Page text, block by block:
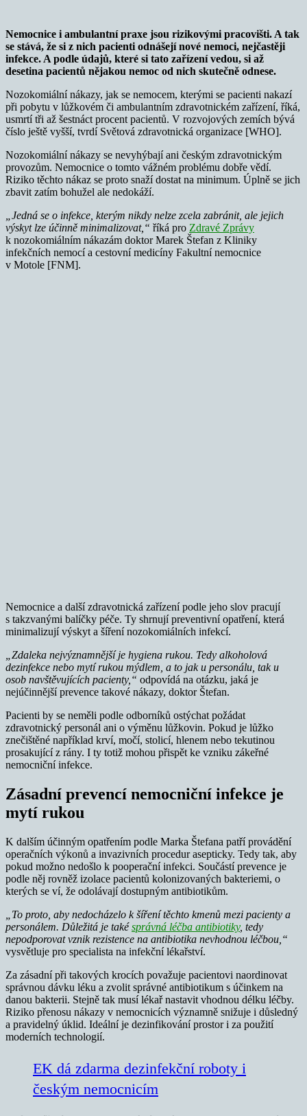
Nemocnice i ambulantní praxe jsou rizikovými pracovišti. A tak
se stává, že si z nich pacienti odnášejí nové nemoci, nejčastěji
infekce. A podle údajů, které si tato zařízení vedou, si až
desetina pacientů nějakou nemoc od nich skutečně odnese.
Nozokomiální nákazy, jak se nemocem, kterými se pacienti nakazí
při pobytu v lůžkovém či ambulantním zdravotnickém zařízení, říká,
usmrtí tři až šestnáct procent pacientů. V rozvojových zemích bývá
číslo ještě vyšší, tvrdí Světová zdravotnická organizace [WHO].
Nozokomiální nákazy se nevyhýbají ani českým zdravotnickým
provozům. Nemocnice o tomto vážném problému dobře vědí.
Riziko těchto nákaz se proto snaží dostat na minimum. Úplně se jich
zbavit zatím bohužel ale nedokáží.
„Jedná se o infekce, kterým nikdy nelze zcela zabránit, ale jejich
výskyt lze účinně minimalizovat,“ říká pro Zdravé Zprávy
k nozokomiálním nákazám doktor Marek Štefan z Kliniky
infekčních nemocí a cestovní medicíny Fakultní nemocnice
v Motole [FNM].
Nemocnice a další zdravotnická zařízení podle jeho slov pracují
s takzvanými balíčky péče. Ty shrnují preventivní opatření, která
minimalizují výskyt a šíření nozokomiálních infekcí.
„Zdaleka nejvýznamnější je hygiena rukou. Tedy alkoholová
dezinfekce nebo mytí rukou mýdlem, a to jak u personálu, tak u
osob navštěvujících pacienty,“ odpovídá na otázku, jaká je
nejúčinnější prevence takové nákazy, doktor Štefan.
Pacienti by se neměli podle odborníků ostýchat požádat
zdravotnický personál ani o výměnu lůžkovin. Pokud je lůžko
znečištěné například krví, močí, stolicí, hlenem nebo tekutinou
prosakující z rány. I ty totiž mohou přispět ke vzniku zákeřné
nemocniční infekce.
Zásadní prevencí nemocniční infekce je
mytí rukou
K dalším účinným opatřením podle Marka Štefana patří provádění
operačních výkonů a invazivních procedur asepticky. Tedy tak, aby
pokud možno nedošlo k pooperační infekci. Součástí prevence je
podle něj rovněž izolace pacientů kolonizovaných bakteriemi, o
kterých se ví, že odolávají dostupným antibiotikům.
„To proto, aby nedocházelo k šíření těchto kmenů mezi pacienty a
personálem. Důležitá je takésprávná léčba antibiotiky, tedy
nepodporovat vznik rezistence na antibiotika nevhodnou léčbou,“
vysvětluje pro specialista na infekční lékařství.
Za zásadní při takových krocích považuje pacientovi naordinovat
správnou dávku léku a zvolit správné antibiotikum s účinkem na
danou bakterii. Stejně tak musí lékař nastavit vhodnou délku léčby.
Riziko přenosu nákazy v nemocnicích významně snižuje i důsledný
a pravidelný úklid. Ideální je dezinfikování prostor i za použití
moderních technologií.
EK dá zdarma dezinfekční roboty i
českým nemocnicím